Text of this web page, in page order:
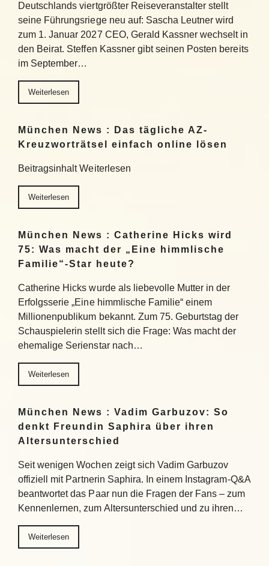
Deutschlands viertgrößter Reiseveranstalter stellt
seine Führungsriege neu auf: Sascha Leutner wird
zum 1. Januar 2027 CEO, Gerald Kassner wechselt in
den Beirat. Steffen Kassner gibt seinen Posten bereits
im September…
Weiterlesen
München News : Das tägliche AZ-
Kreuzworträtsel einfach online lösen
Beitragsinhalt Weiterlesen
Weiterlesen
München News : Catherine Hicks wird
75: Was macht der „Eine himmlische
Familie“-Star heute?
Catherine Hicks wurde als liebevolle Mutter in der
Erfolgsserie „Eine himmlische Familie“ einem
Millionenpublikum bekannt. Zum 75. Geburtstag der
Schauspielerin stellt sich die Frage: Was macht der
ehemalige Serienstar nach…
Weiterlesen
München News : Vadim Garbuzov: So
denkt Freundin Saphira über ihren
Altersunterschied
Seit wenigen Wochen zeigt sich Vadim Garbuzov
offiziell mit Partnerin Saphira. In einem Instagram-Q&A
beantwortet das Paar nun die Fragen der Fans – zum
Kennenlernen, zum Altersunterschied und zu ihren…
Weiterlesen